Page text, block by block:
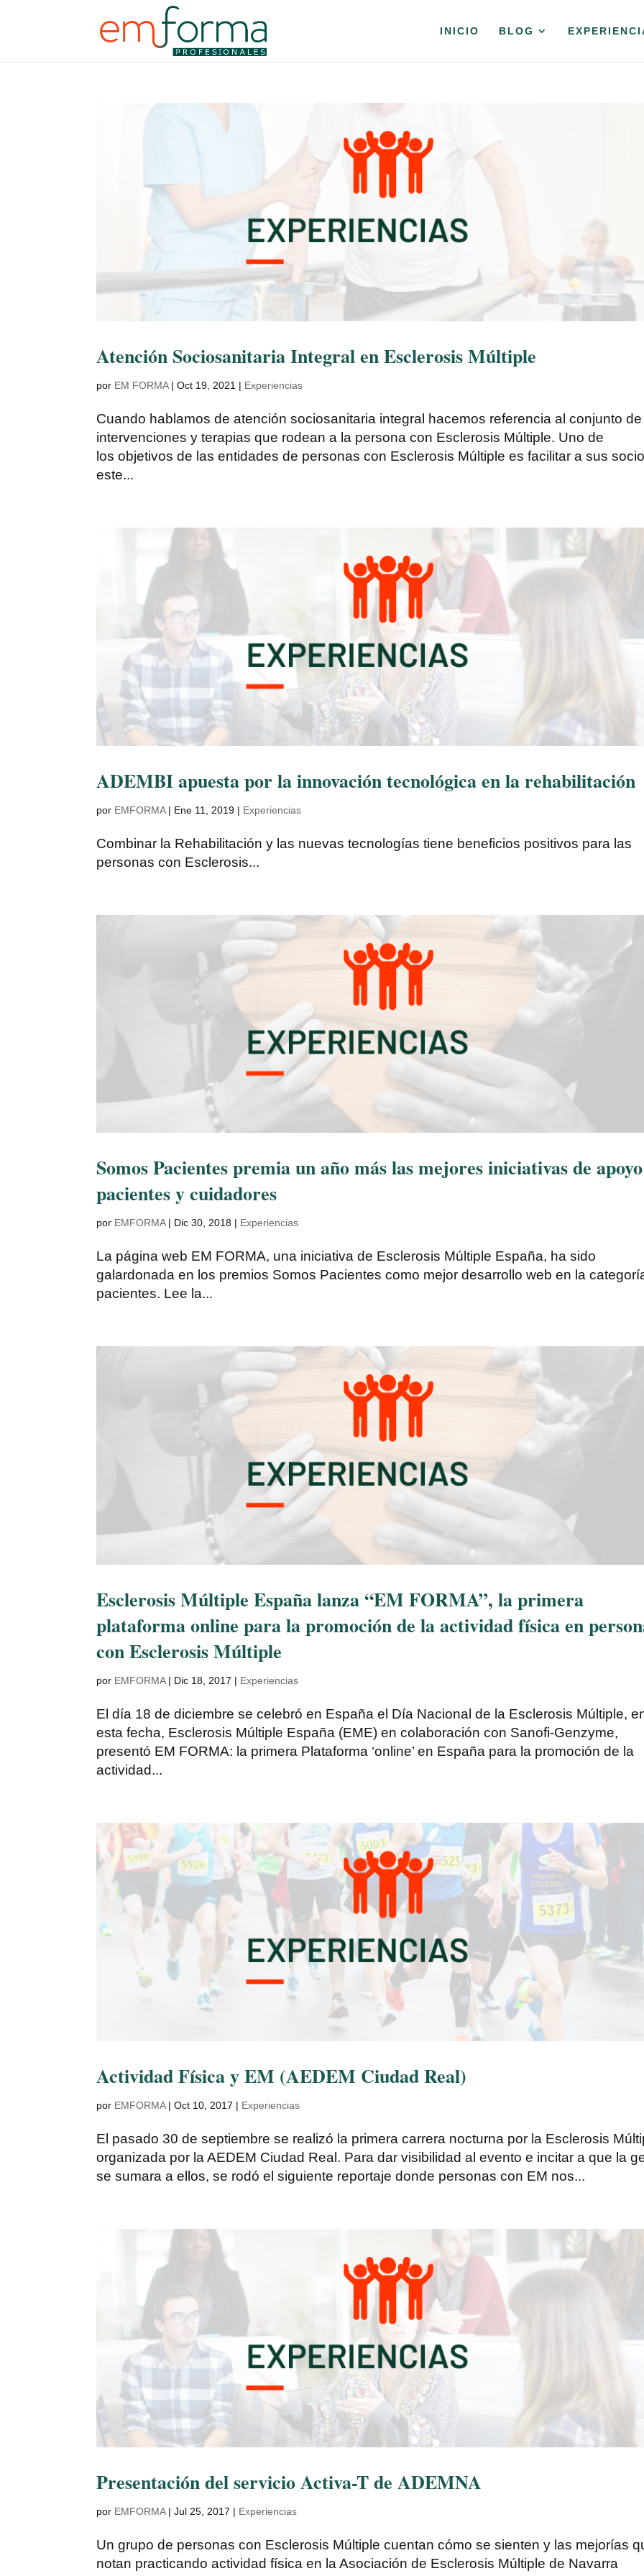
INICIO BLOG
Atención Sociosanitaria Integral en Esclerosis Múltiple
por EM FORMA|Oct 19, 2021 | Experiencias
Cuando hablamos de atención sociosanitaria integral hacemos referencia al conjunto de
intervenciones y terapias que rodean a la persona con Esclerosis Múltiple. Uno de
los objetivos de las entidades de personas con Esclerosis Múltiple es facilitar a sus
este...
ADEMBI apuesta por la innovación tecnológica en la rehabilitación
por EMFORMA| Ene 11, 2019 | Experiencias
Combinar la Rehabilitación y las nuevas tecnologías tiene beneficios positivos para las
personas con Esclerosis...
Somos Pacientes premia un año más las mejores iniciativas de
pacientes y cuidadores
por EMFORMA| Dic 30, 2018 | Experiencias
La página web EM FORMA, una iniciativa de Esclerosis Múltiple España, ha sido
galardonada en los premios Somos Pacientes como mejor desarrollo web en la
pacientes. Lee la...
Esclerosis Múltiple España lanza “EM FORMA”, la primera
plataforma online para la promoción de la actividad física en
con Esclerosis Múltiple
por EMFORMA| Dic 18, 2017 | Experiencias
El día 18 de diciembre se celebró en España el Día Nacional de la Esclerosis Múltiple,
esta fecha, Esclerosis Múltiple España (EME) en colaboración con Sanofi-Genzyme,
presentó EM FORMA: la primera Plataforma ‘online’ en España para la promoción de la
actividad...
Actividad Física y EM (AEDEM Ciudad Real)
por EMFORMA|Oct 10, 2017 | Experiencias
El pasado 30 de septiembre se realizó la primera carrera nocturna por la Esclerosis
organizada por la AEDEM Ciudad Real. Para dar visibilidad al evento e incitar a que la
se sumara a ellos, se rodó el siguiente reportaje donde personas con EM nos...
Presentación del servicio Activa-T de ADEMNA
por EMFORMA|Jul 25, 2017 | Experiencias
Un grupo de personas con Esclerosis Múltiple cuentan cómo se sienten y las mejorías
notan practicando actividad física en la Asociación de Esclerosis Múltiple de Navarra